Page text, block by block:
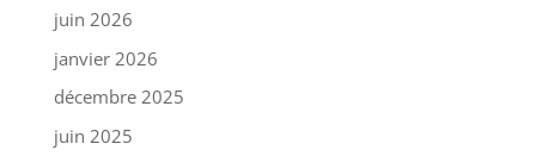
juin 2026
janvier 2026
décembre 2025
juin 2025